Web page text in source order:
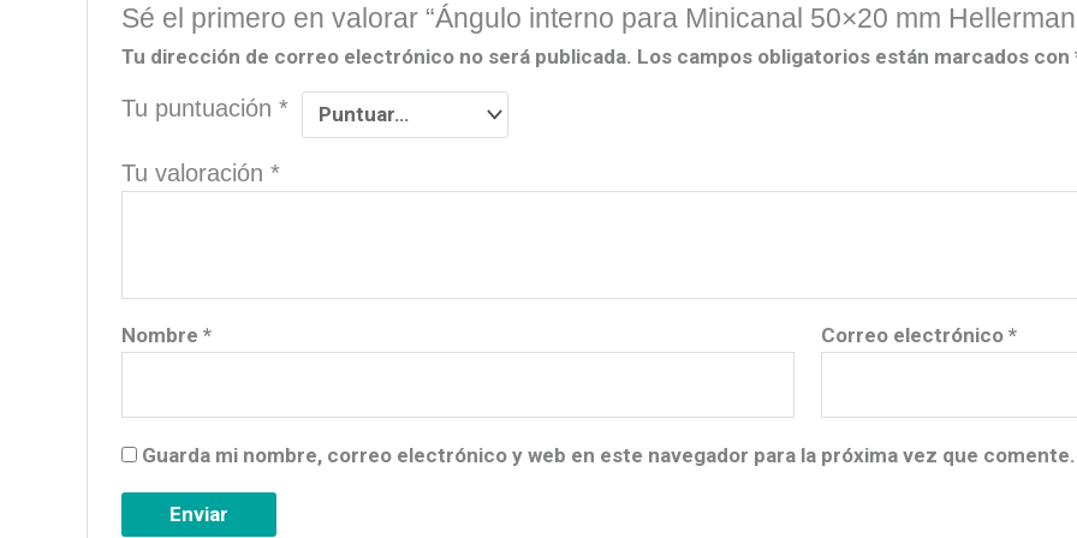
Sé el primero en valorar “Ángulo interno para Minicanal 50×20 mm
Tu dirección de correo electrónico no será publicada. Los campos obligatorios están marcados con
Tu puntuación*
Tu valoración*
Nombre* Correo electrónico*
Guarda mi nombre, correo electrónico y web en este navegador para la próxima vez que comente.